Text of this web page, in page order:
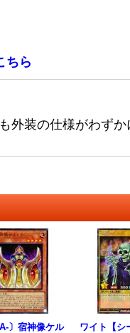
ちら
外装の仕様がわずか
A-〕宿神像ケル
ワイト【シ